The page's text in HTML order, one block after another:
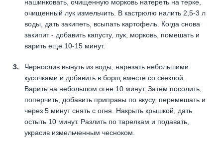
нашинковать, очищенную морковь натереть на терке,
очищенный лук измельчить. В кастрюлю налить 2,5-3 л
воды, дать закипеть, всыпать картофель. Когда снова
закипит - добавить капусту, лук, морковь, помешать и
варить еще 10-15 минут.
Чернослив вынуть из воды, нарезать небольшими
кусочками и добавить в борщ вместе со свеклой.
Варить на небольшом огне 10 минут. Затем посолить,
поперчить, добавить приправы по вкусу, перемешать и
через 5 минут снять с огня. Накрыть крышкой, дать
остыть 10 минут. Разлить по тарелкам и подавать,
украсив измельченным чесноком.